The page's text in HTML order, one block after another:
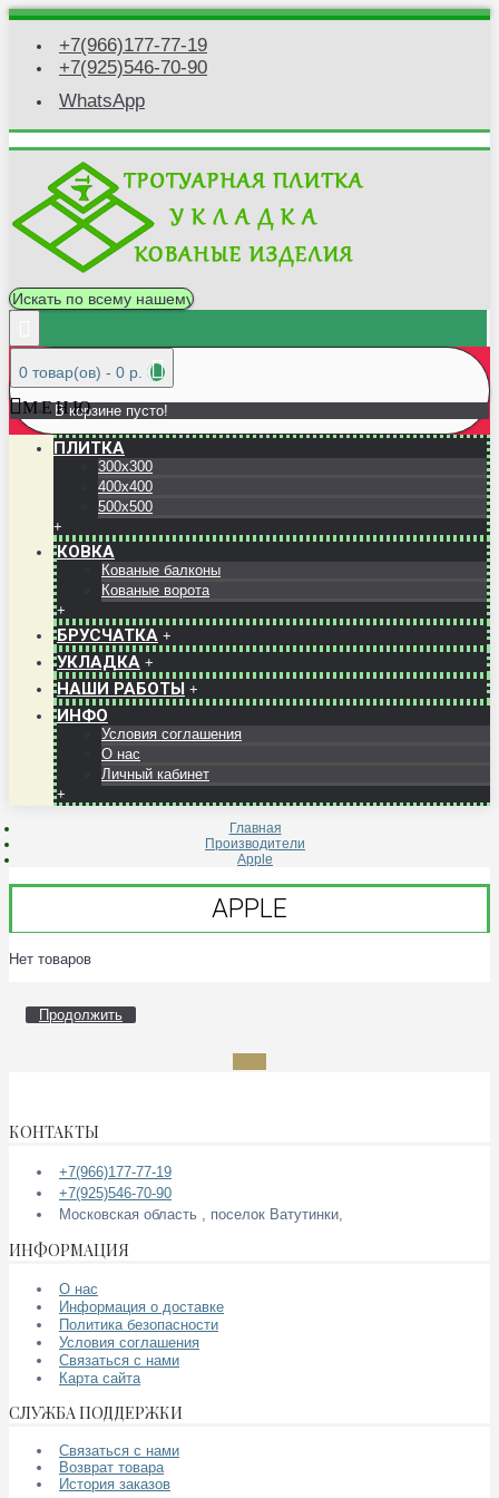
+7(966)177-77-19
+7(925)546-70-90
WhatsApp
0 товар(ов) - 0 р.
В корзине пусто!
М Е Н Ю
ПЛИТКА
300x300
400x400
500x500
+
КОВКА
Кованые балконы
Кованые ворота
+
БРУСЧАТКА +
УКЛАДКА +
НАШИ РАБОТЫ +
ИНФО
Условия соглашения
О нас
Личный кабинет
+
Главная
Производители
Apple
APPLE
Нет товаров
Продолжить
КОНТАКТЫ
+7(966)177-77-19
+7(925)546-70-90
Московская область , поселок Ватутинки,
ИНФОРМАЦИЯ
О нас
Информация о доставке
Политика безопасности
Условия соглашения
Связаться с нами
Карта сайта
СЛУЖБА ПОДДЕРЖКИ
Связаться с нами
Возврат товара
История заказов